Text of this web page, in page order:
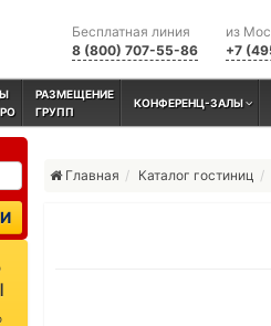
из
+7
Бесплатная линия
8 (800) 707-55-86
РАЗМЕЩЕНИЕ
ГРУПП
КОНФЕРЕНЦ-ЗАЛЫ
Главная Каталог гостиниц